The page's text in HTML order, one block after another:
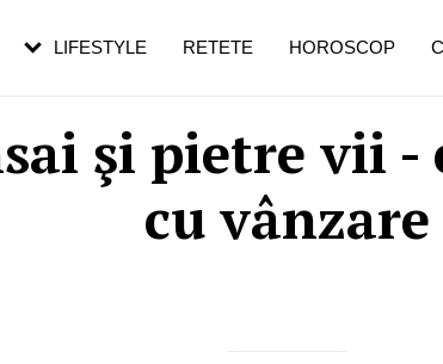
şi pietre vii -
cu vânzare
LIFESTYLE RETETE HOROSCOP
în vârstă
de dureroasă este